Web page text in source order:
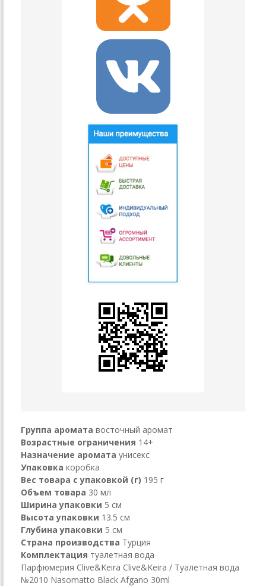
Группа аромата восточный аромат
Возрастные ограничения 14+
Назначение аромата унисекс
Упаковка коробка
Вес товара с упаковкой (г) 195 г
Объем товара 30 мл
Ширина упаковки 5 см
Высота упаковки 13.5 см
Глубина упаковки 5 см
Страна производства Турция
Комплектация туалетная вода
Парфюмерия Clive&Keira Clive&Keira / Туалетная вода
№2010 Nasomatto Black Afgano 30ml